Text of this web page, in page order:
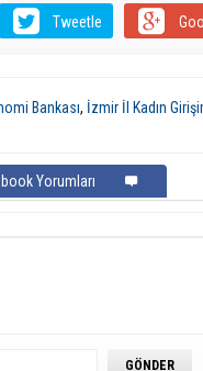
Tweetle
Bankası, İzmir İl Kadın
Yorumları